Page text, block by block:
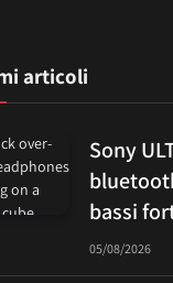
articoli
Sony
bassi
05/08/2026